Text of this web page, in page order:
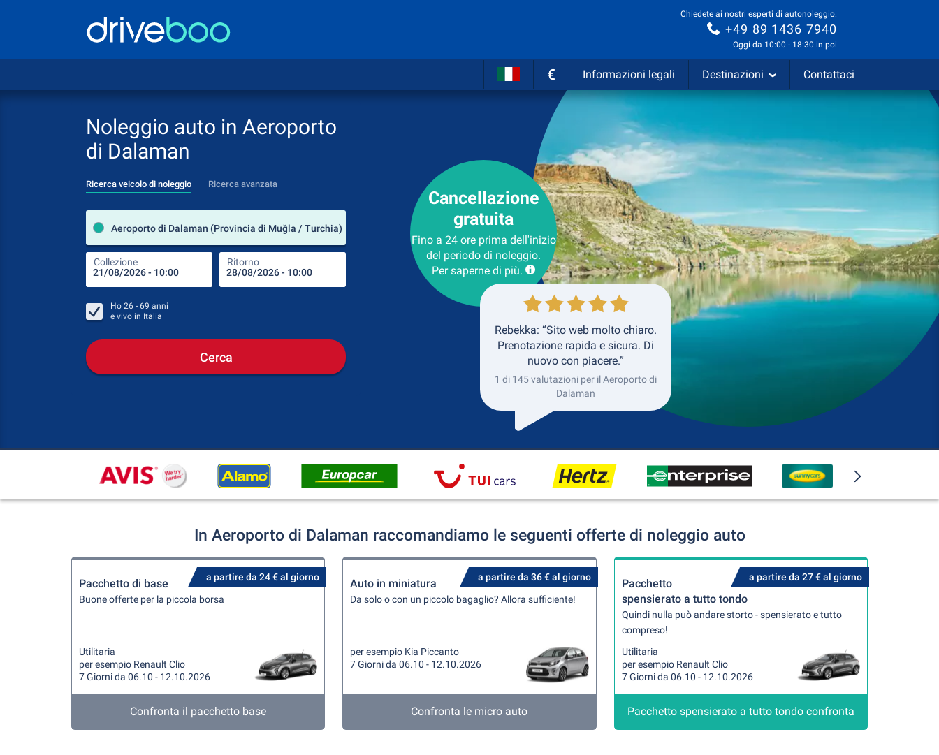
Chiedete ai nostri esperti di autonoleggio:
+49 89 1436 7940
Oggi da 10:00 - 18:30 in poi
€ Informazioni legali Destinazioni Contattaci
Noleggio auto in Aeroporto
di Dalaman
Ricerca veicolo di noleggio Ricerca avanzata
Aeroporto di Dalaman (Provincia di Muğla / Turchia)
Collezione Ritorno
Luogo del noleggio
Luogo di ritorno
Ho 26 - 69 anni
e vivo in Italia
Cerca
Cancellazione
gratuita
Fino a 24 ore prima dell'inizio
del periodo di noleggio.
Per saperne di più.
Rebekka: “Sito web molto chiaro.
Prenotazione rapida e sicura. Di
nuovo con piacere.”
1 di 145 valutazioni per il Aeroporto di
Dalaman
In Aeroporto di Dalaman raccomandiamo le seguenti offerte di noleggio auto
a partire da 24 € al giorno
Pacchetto di base
Buone offerte per la piccola borsa
Utilitaria
per esempio Renault Clio
7 Giorni da 06.10 - 12.10.2026
Confronta il pacchetto base
a partire da 36 € al giorno
Auto in miniatura
Da solo o con un piccolo bagaglio? Allora sufficiente!
per esempio Kia Piccanto
7 Giorni da 06.10 - 12.10.2026
Confronta le micro auto
a partire da 27 € al giorno
Pacchetto
spensierato a tutto tondo
Quindi nulla può andare storto - spensierato e tutto
compreso!
Utilitaria
per esempio Renault Clio
7 Giorni da 06.10 - 12.10.2026
Pacchetto spensierato a tutto tondo confronta